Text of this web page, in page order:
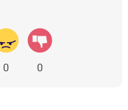
0 0